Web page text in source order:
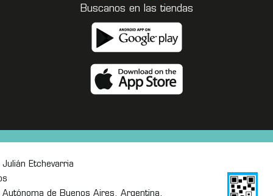
Buscanos en las tiendas
Julián Etchevarria
de Buenos Aires, Argentina.